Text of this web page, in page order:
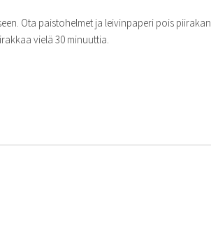
Ota paistohelmet ja leivinpaperi pois piirakan
vielä 30 minuuttia.